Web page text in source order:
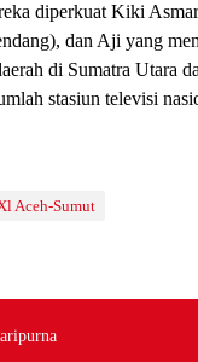
diperkuat Kiki
dan Aji yang
di Sumatra Utara
stasiun televisi
Aceh-Sumut